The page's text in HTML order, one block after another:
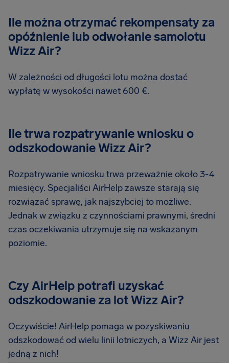
Ile można otrzymać rekompensaty za
opóźnienie lub odwołanie samolotu
Wizz Air?
W zależności od długości lotu można dostać
wypłatę w wysokości nawet 600 €.
Ile trwa rozpatrywanie wniosku o
odszkodowanie Wizz Air?
Rozpatrywanie wniosku trwa przeważnie około 3-4
miesięcy. Specjaliści AirHelp zawsze starają się
rozwiązać sprawę, jak najszybciej to możliwe.
Jednak w związku z czynnościami prawnymi, średni
czas oczekiwania utrzymuje się na wskazanym
poziomie.
Czy AirHelp potrafi uzyskać
odszkodowanie za lot Wizz Air?
Oczywiście! AirHelp pomaga w pozyskiwaniu
odszkodować od wielu linii lotniczych, a Wizz Air jest
jedną z nich!